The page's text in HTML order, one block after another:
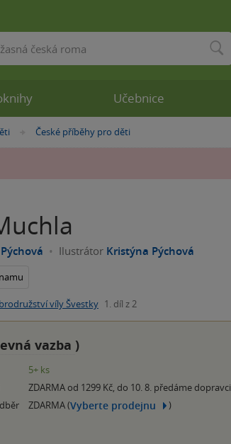
»
České příběhy pro děti
Ilustrátor Kristýna Pýchová
víly Švestky 1. díl z 2
vazba )
5+ ks
ZDARMA od 1299 Kč, do 10. 8. předáme dopravci
ZDARMA (Vyberte prodejnu )
Učebnice